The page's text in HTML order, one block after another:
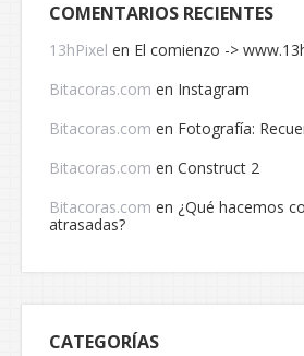
COMENTARIOS RECIENTES
13hPixel en El comienzo ->
Bitacoras.com en Instagram
Bitacoras.com en Fotografía:
Bitacoras.com en Construct 2
Bitacoras.com en ¿Qué hacemos
atrasadas?
CATEGORÍAS